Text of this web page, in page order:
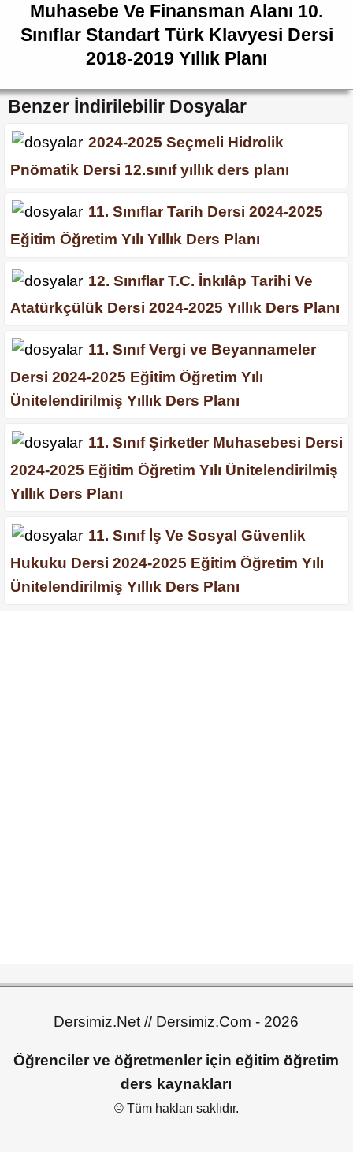
Muhasebe Ve Finansman Alanı 10.
Sınıflar Standart Türk Klavyesi Dersi
2018-2019 Yıllık Planı
Benzer İndirilebilir Dosyalar
2024-2025 Seçmeli Hidrolik
Pnömatik Dersi 12.sınıf yıllık ders planı
11. Sınıflar Tarih Dersi 2024-2025
Eğitim Öğretim Yılı Yıllık Ders Planı
12. Sınıflar T.C. İnkılâp Tarihi Ve
Atatürkçülük Dersi 2024-2025 Yıllık Ders Planı
11. Sınıf Vergi ve Beyannameler
Dersi 2024-2025 Eğitim Öğretim Yılı
Ünitelendirilmiş Yıllık Ders Planı
11. Sınıf Şirketler Muhasebesi Dersi
2024-2025 Eğitim Öğretim Yılı Ünitelendirilmiş
Yıllık Ders Planı
11. Sınıf İş Ve Sosyal Güvenlik
Hukuku Dersi 2024-2025 Eğitim Öğretim Yılı
Ünitelendirilmiş Yıllık Ders Planı
Dersimiz.Net // Dersimiz.Com - 2026
Öğrenciler ve öğretmenler için eğitim öğretim
ders kaynakları
© Tüm hakları saklıdır.